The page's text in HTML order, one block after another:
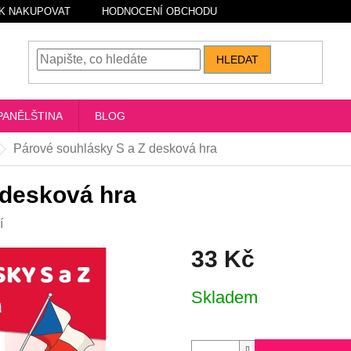
NAKUPOVAT HODNOCENÍ OBCHODU
HLEDAT
BLOG
Párové souhlásky S a Z desková hra
hra
33 Kč
cena:
Skladem